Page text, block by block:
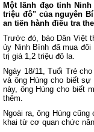
Một lãnh đạo tỉnh
triệu đô" của nguyên
an tiến hành điều tra
Trước đó, báo Dân Việt
ủy Ninh Bình đã mua
trị giá 1,2 triệu đô la.
Ngày 18/11, Tuổi Trẻ
và ông Hùng cho biết
này, ông Hùng cho biết
thêm.
Ngoài ra, ông Hùng
khai từ cơ quan chức